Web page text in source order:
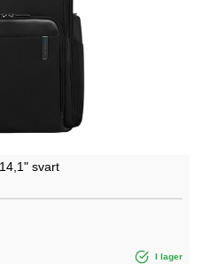
svart
I lager